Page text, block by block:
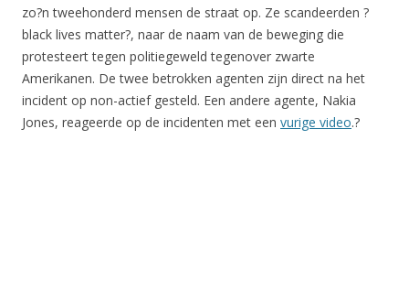
zo?n tweehonderd mensen de straat op. Ze scandeerden ?
black lives matter?, naar de naam van de beweging die
protesteert tegen politiegeweld tegenover zwarte
Amerikanen. De twee betrokken agenten zijn direct na het
incident op non-actief gesteld. Een andere agente, Nakia
Jones, reageerde op de incidenten met een vurige video.?